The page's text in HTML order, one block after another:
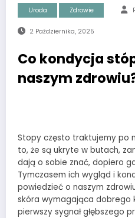
Uroda Zdrowie
2 Października, 2025
Co kondycja
naszym
Stopy często traktujemy po
to, że są ukryte w butach,
dają o sobie znać, dopiero
Tymczasem ich wygląd i
powiedzieć o naszym
skóra wymagająca dobrego
pierwszy sygnał głębszego